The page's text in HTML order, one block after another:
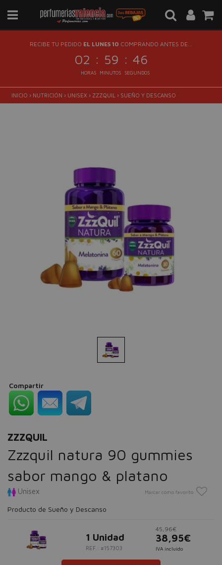
RECIBE TU PEDIDO EL LUNES 10 COMPRANDO ANTES DE...
02 : 59 : 45
HORAS MINUTOS SEGUNDOS
INICIO › NUTRICIÓN › UNISEX › ZZZQUIL › SUEÑO Y DESCANSO
Compartir
ZZZQUIL
Zzzquil natura 90 gummies
sabor mango & platano
Unisex Marcar como favorito
Producto de Sueño y Descanso
1 Unidad
REF.: #157303
45,96€
38,95€
IVA incluido